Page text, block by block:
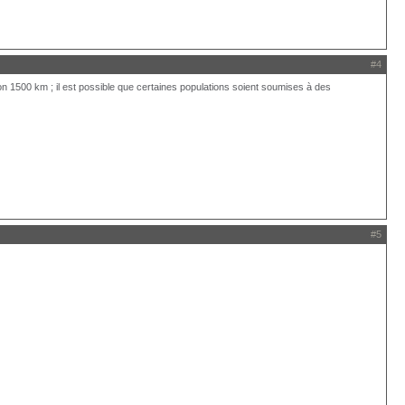
#4
1500 km ; il est possible que certaines populations soient soumises à des
#5